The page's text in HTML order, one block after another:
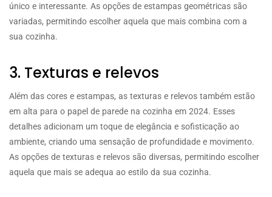
único e interessante. As opções de estampas geométricas são
variadas, permitindo escolher aquela que mais combina com a
sua cozinha.
3. Texturas e relevos
Além das cores e estampas, as texturas e relevos também estão
em alta para o papel de parede na cozinha em 2024. Esses
detalhes adicionam um toque de elegância e sofisticação ao
ambiente, criando uma sensação de profundidade e movimento.
As opções de texturas e relevos são diversas, permitindo escolher
aquela que mais se adequa ao estilo da sua cozinha.